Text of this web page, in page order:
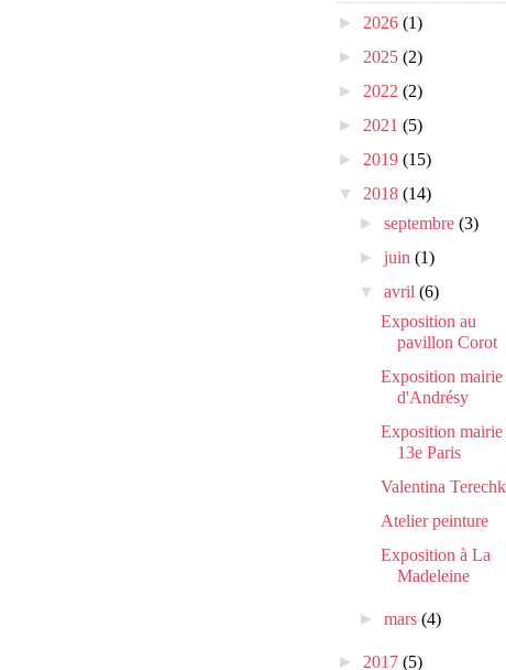
► 2026 (1)
► 2025 (2)
► 2022 (2)
► 2021 (5)
► 2019 (15)
▼ 2018 (14)
►septembre(3)
►juin(1)
▼avril(6)
Exposition au
pavillon Corot
Exposition mairie
d'Andrésy
Exposition mairie
13e Paris
Valentina
Atelier peinture
Exposition à La
Madeleine
►mars(4)
► 2017 (5)